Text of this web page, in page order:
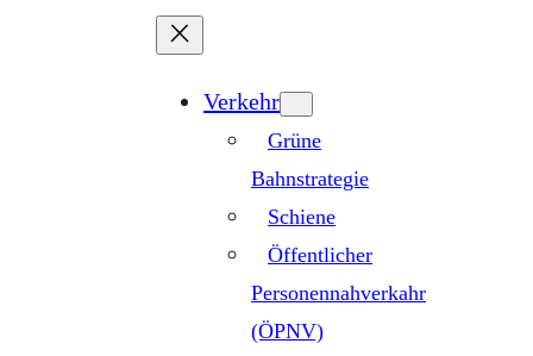
Verkehr
Grüne
Bahnstrategie
Schiene
Öffentlicher
Personennahverkahr
(ÖPNV)